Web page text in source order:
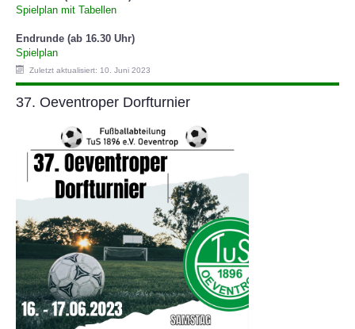
Spielplan mit Tabellen
Endrunde (ab 16.30 Uhr)
Spielplan
Zuletzt aktualisiert: 10. Juni 2023
37. Oeventroper Dorfturnier